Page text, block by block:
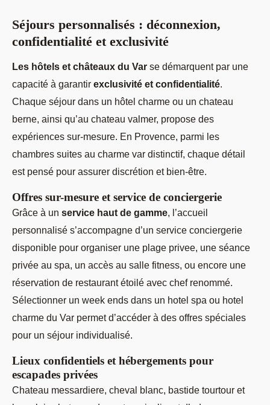
Séjours personnalisés : déconnexion,
confidentialité et exclusivité
Les hôtels et châteaux du Var se démarquent par une
capacité à garantir exclusivité et confidentialité.
Chaque séjour dans un hôtel charme ou un chateau
berne, ainsi qu’au chateau valmer, propose des
expériences sur-mesure. En Provence, parmi les
chambres suites au charme var distinctif, chaque détail
est pensé pour assurer discrétion et bien-être.
Offres sur-mesure et service de conciergerie
Grâce à un service haut de gamme, l’accueil
personnalisé s’accompagne d’un service conciergerie
disponible pour organiser une plage privee, une séance
privée au spa, un accès au salle fitness, ou encore une
réservation de restaurant étoilé avec chef renommé.
Sélectionner un week ends dans un hotel spa ou hotel
charme du Var permet d’accéder à des offres spéciales
pour un séjour individualisé.
Lieux confidentiels et hébergements pour
escapades privées
Chateau messardiere, cheval blanc, bastide tourtour et